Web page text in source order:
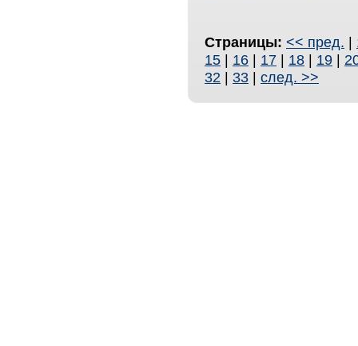
Страницы: << пред. |
15 | 16 | 17 | 18 | 19 |
32 | 33 | след. >>